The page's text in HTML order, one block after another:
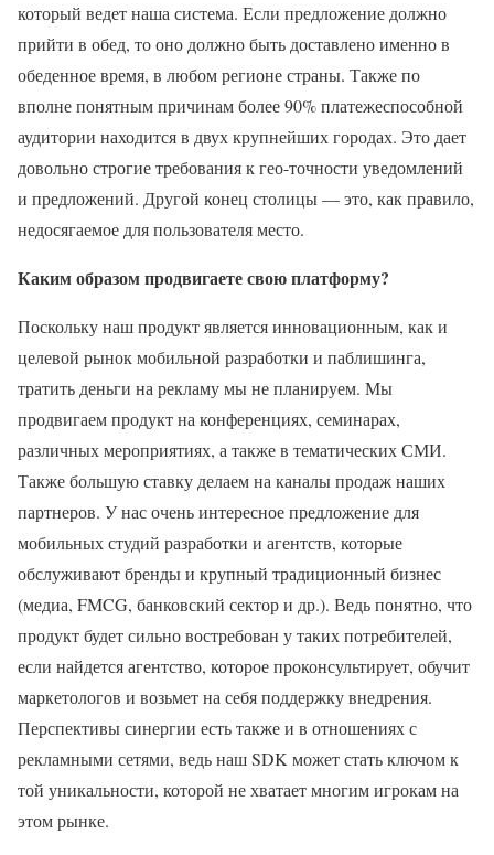
который ведет наша система. Если предложение должно
прийти в обед, то оно должно быть доставлено именно в
обеденное время, в любом регионе страны. Также по
вполне понятным причинам более 90% платежеспособной
аудитории находится в двух крупнейших городах. Это дает
довольно строгие требования к гео-точности уведомлений
и предложений. Другой конец столицы — это, как правило,
недосягаемое для пользователя место.
Каким образом продвигаете свою платформу?
Поскольку наш продукт является инновационным, как и
целевой рынок мобильной разработки и паблишинга,
тратить деньги на рекламу мы не планируем. Мы
продвигаем продукт на конференциях, семинарах,
различных мероприятиях, а также в тематических СМИ.
Также большую ставку делаем на каналы продаж наших
партнеров. У нас очень интересное предложение для
мобильных студий разработки и агентств, которые
обслуживают бренды и крупный традиционный бизнес
(медиа, FMCG, банковский сектор и др.). Ведь понятно, что
продукт будет сильно востребован у таких потребителей,
если найдется агентство, которое проконсультирует, обучит
маркетологов и возьмет на себя поддержку внедрения.
Перспективы синергии есть также и в отношениях с
рекламными сетями, ведь наш SDK может стать ключом к
той уникальности, которой не хватает многим игрокам на
этом рынке.